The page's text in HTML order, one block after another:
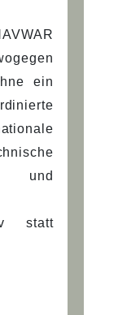
ein
statt